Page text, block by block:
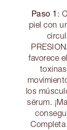
Paso 1 :
piel con
favorece
los
sérum.